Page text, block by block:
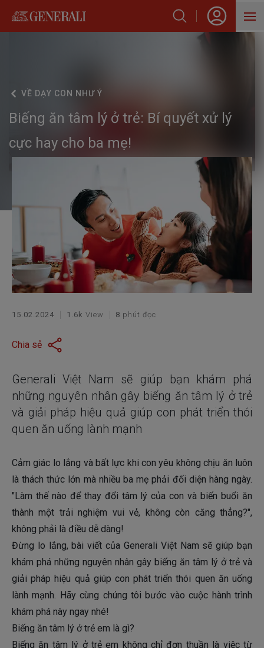
VỀ DẠY CON NHƯ Ý
Biếng ăn tâm lý ở trẻ: Bí quyết xử lý
cực hay cho ba mẹ!
15.02.2024 1.6k View 8 phút đọc
Chia sẻ
Generali Việt Nam sẽ giúp bạn khám phá
những nguyên nhân gây biếng ăn tâm lý ở trẻ
và giải pháp hiệu quả giúp con phát triển thói
quen ăn uống lành mạnh
Cảm giác lo lắng và bất lực khi con yêu không chịu ăn luôn
là thách thức lớn mà nhiều ba mẹ phải đối diện hàng ngày.
"Làm thế nào để thay đổi tâm lý của con và biến buổi ăn
thành một trải nghiệm vui vẻ, không còn căng thẳng?",
không phải là điều dễ dàng!
Đừng lo lắng, bài viết của Generali Việt Nam sẽ giúp bạn
khám phá những nguyên nhân gây biếng ăn tâm lý ở trẻ và
giải pháp hiệu quả giúp con phát triển thói quen ăn uống
lành mạnh. Hãy cùng chúng tôi bước vào cuộc hành trình
khám phá này ngay nhé!
Biếng ăn tâm lý ở trẻ em là gì?
Biếng ăn tâm lý ở trẻ em không chỉ đơn thuần là việc từ